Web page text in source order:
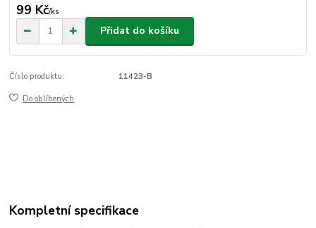
99 Kč/ks
Přidat do košíku
Číslo produktu: 11423-B
Do oblíbených
Kompletní specifikace